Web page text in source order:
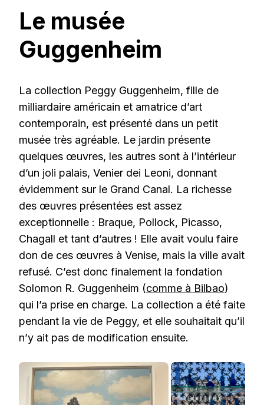
Le musée
Guggenheim
La collection Peggy Guggenheim, fille de
milliardaire américain et amatrice d’art
contemporain, est présenté dans un petit
musée très agréable. Le jardin présente
quelques œuvres, les autres sont à l’intérieur
d’un joli palais, Venier dei Leoni, donnant
évidemment sur le Grand Canal. La richesse
des œuvres présentées est assez
exceptionnelle : Braque, Pollock, Picasso,
Chagall et tant d’autres ! Elle avait voulu faire
don de ces œuvres à Venise, mais la ville avait
refusé. C’est donc finalement la fondation
Solomon R. Guggenheim (comme à Bilbao)
qui l’a prise en charge. La collection a été faite
pendant la vie de Peggy, et elle souhaitait qu’il
n’y ait pas de modification ensuite.